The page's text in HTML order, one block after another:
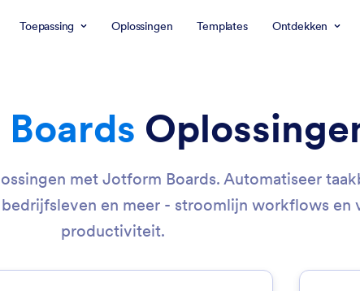
Toepassing Oplossingen Templates Ontdekken
met Jotform Boards. Automatiseer
en meer - stroomlijn workflows en
productiviteit.